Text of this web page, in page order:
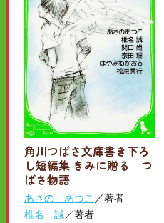
角川つばさ文庫書き下ろ
し短編集 きみに贈る つ
ばさ物語
あさの あつこ ／著者
椎名 誠／著者